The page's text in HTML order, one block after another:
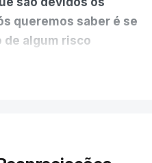
7 Agosto 2026, 15:56
queremos saber é se
de algum risco
milhões euros